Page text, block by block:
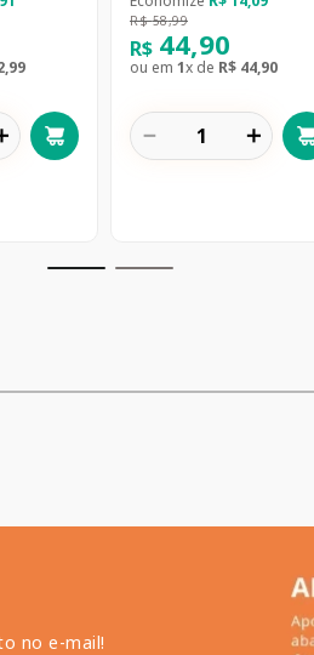
,99
R$ 58,99
R$ 44,90
ou em 1x de R$ 44,90
＋
－
no e-mail!